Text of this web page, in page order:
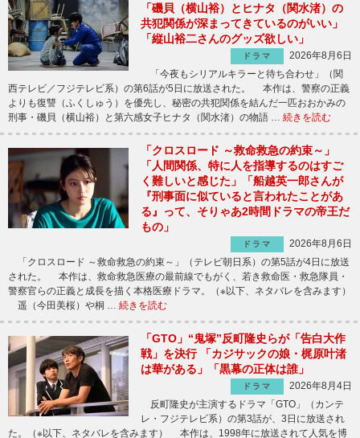
「磯貝（横山裕）とヒナタ（関水渚）の
共犯関係が深まってきているのがいい」
「縦山裕二さんのグッズ欲しい」
ドラマ
2026年8月6日
「今夜もシリアルキラーと待ち合わせ」（関
西テレビ／フジテレビ系）の第6話が5日に放送された。 本作は、警察の正義
よりも復讐（ふくしゅう）を優先し、秘密の共犯関係を結んだ一匹おおかみの
刑事・磯貝（横山裕）と第六感女子ヒナタ（関水渚）の物語 … 続きを読む
「クロスロード ～救命救急の約束～」
「人間関係、特に人を指導するのはすご
く難しいと感じた」「船越英一郎さんが
『刑事面に似ていると言われたことがあ
る』って、そりゃあ2時間ドラマの帝王だ
もの」
ドラマ
2026年8月6日
「クロスロード ～救命救急の約束～」（テレビ朝日系）の第5話が4日に放送
された。 本作は、救命救急医療の最前線でもがく、若き救命医・救急隊員・
警察官らの正義と成長を描く本格医療ドラマ。（※以下、ネタバレを含みます）
遥（今田美桜）や桐 … 続きを読む
「GTO」“鬼塚”反町隆史らが「告白大作
戦」を決行 「カジサックの娘・梶原叶渚
は華がある」「黒幕の正体は誰」
ドラマ
2026年8月4日
反町隆史が主演するドラマ「GTO」（カンテ
レ・フジテレビ系）の第3話が、3日に放送され
た。（※以下、ネタバレを含みます） 本作は、1998年に放送されて人気を博